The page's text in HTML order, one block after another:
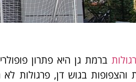
ברמת גן היא פתרון
והצפופות בגוש דן, פרגולות